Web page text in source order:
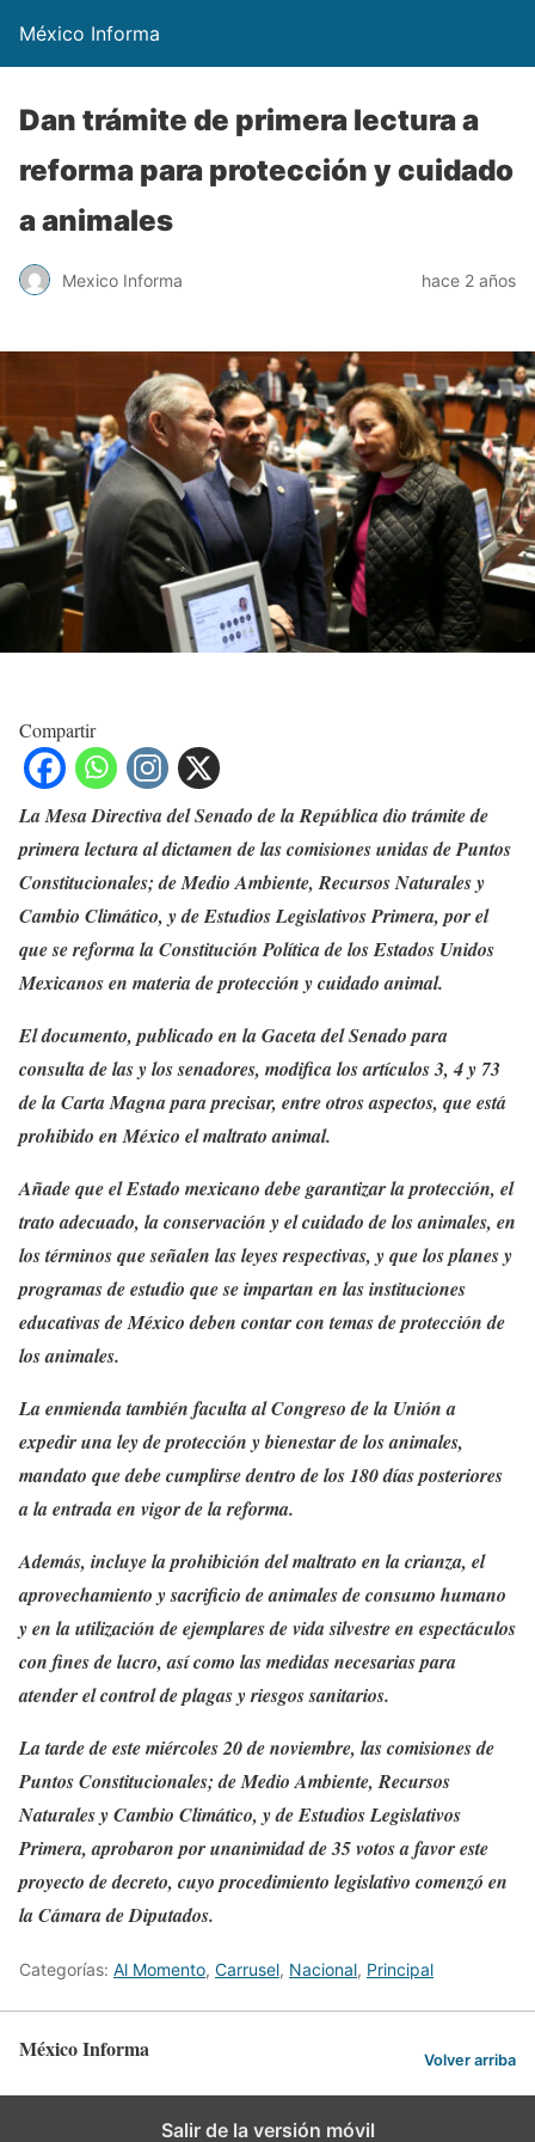
México Informa
Dan trámite de primera lectura a
reforma para protección y cuidado
a animales
Mexico Informa hace 2 años
Compartir
La Mesa Directiva del Senado de la República dio trámite de
primera lectura al dictamen de las comisiones unidas de Puntos
Constitucionales; de Medio Ambiente, Recursos Naturales y
Cambio Climático, y de Estudios Legislativos Primera, por el
que se reforma la Constitución Política de los Estados Unidos
Mexicanos en materia de protección y cuidado animal.
El documento, publicado en la Gaceta del Senado para
consulta de las y los senadores, modifica los artículos 3, 4 y 73
de la Carta Magna para precisar, entre otros aspectos, que está
prohibido en México el maltrato animal.
Añade que el Estado mexicano debe garantizar la protección, el
trato adecuado, la conservación y el cuidado de los animales, en
los términos que señalen las leyes respectivas, y que los planes y
programas de estudio que se impartan en las instituciones
educativas de México deben contar con temas de protección de
los animales.
La enmienda también faculta al Congreso de la Unión a
expedir una ley de protección y bienestar de los animales,
mandato que debe cumplirse dentro de los 180 días posteriores
a la entrada en vigor de la reforma.
Además, incluye la prohibición del maltrato en la crianza, el
aprovechamiento y sacrificio de animales de consumo humano
y en la utilización de ejemplares de vida silvestre en espectáculos
con fines de lucro, así como las medidas necesarias para
atender el control de plagas y riesgos sanitarios.
La tarde de este miércoles 20 de noviembre, las comisiones de
Puntos Constitucionales; de Medio Ambiente, Recursos
Naturales y Cambio Climático, y de Estudios Legislativos
Primera, aprobaron por unanimidad de 35 votos a favor este
proyecto de decreto, cuyo procedimiento legislativo comenzó en
la Cámara de Diputados.
Categorías: Al Momento, Carrusel, Nacional, Principal
México Informa Volver arriba
Salir de la versión móvil